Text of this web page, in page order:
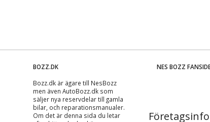
BOZZ.DK
Bozz.dk är ägare till NesBozz
men även AutoBozz.dk som
säljer nya reservdelar till gamla
bilar, och reparationsmanualer.
Om det är denna sida du letar
NES BOZZ